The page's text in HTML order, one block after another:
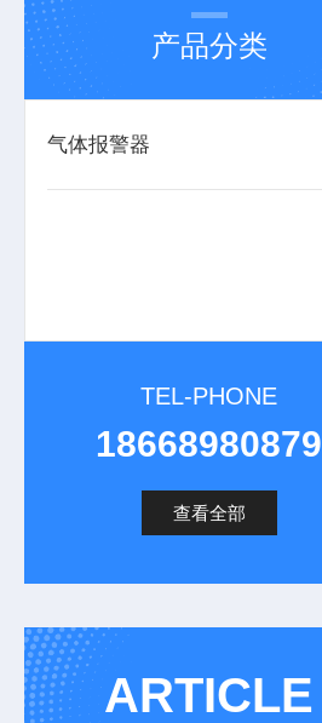
产品分类
气体报警器
TEL-PHONE
18668980879
查看全部
ARTICLE